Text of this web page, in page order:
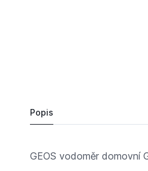
Popis
GEOS vodoměr domovní